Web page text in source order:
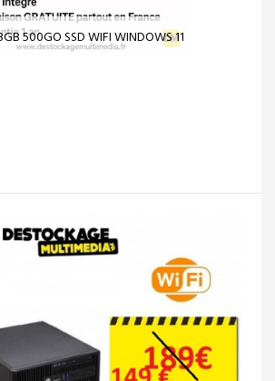
500GO SSD WIFI WINDOWS 11